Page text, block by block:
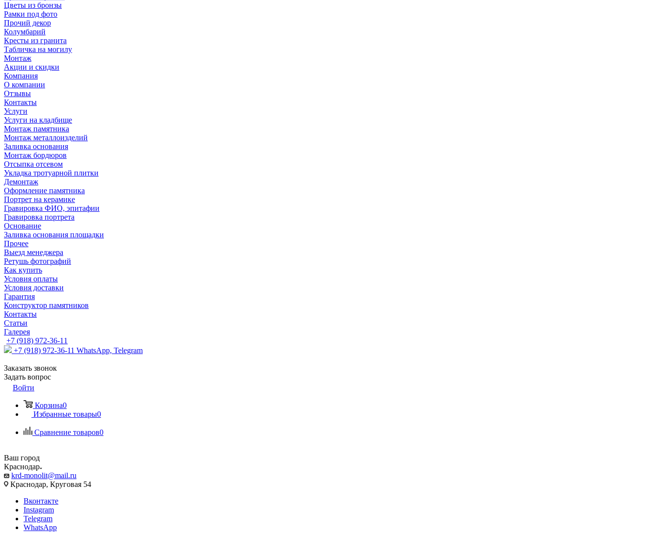
Цветы из бронзы
Рамки под фото
Прочий декор
Колумбарий
Кресты из гранита
Табличка на могилу
Монтаж
Акции и скидки
Компания
О компании
Отзывы
Контакты
Услуги
Услуги на кладбище
Монтаж памятника
Монтаж металлоизделий
Заливка основания
Монтаж бордюров
Отсыпка отсевом
Укладка тротуарной плитки
Демонтаж
Оформление памятника
Портрет на керамике
Гравировка ФИО, эпитафии
Гравировка портрета
Основание
Заливка основания площадки
Прочее
Выезд менеджера
Ретушь фотографий
Как купить
Условия оплаты
Условия доставки
Гарантия
Конструктор памятников
Контакты
Статьи
Галерея
+7 (918) 972-36-11
+7 (918) 972-36-11 WhatsApp, Telegram
Заказать звонок
Задать вопрос
Войти
Корзина0
Избранные товары0
Сравнение товаров0
Ваш город
Краснодар
krd-monolit@mail.ru
Краснодар, Круговая 54
Вконтакте
Instagram
Telegram
WhatsApp